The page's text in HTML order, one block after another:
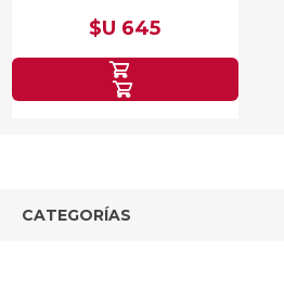
$U 645
CATEGORÍAS